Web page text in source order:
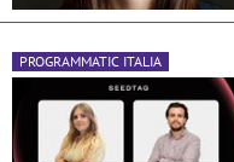
PROGRAMMATIC ITALIA